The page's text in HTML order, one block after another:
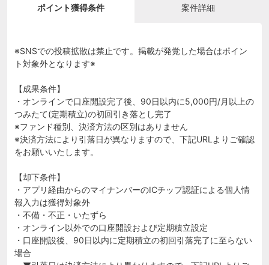
ポイント獲得条件 案件詳細
※SNSでの投稿拡散は禁止です。掲載が発覚した場合はポイン
ト対象外となります※
【成果条件】
・オンラインで口座開設完了後、90日以内に5,000円/月以上の
つみたて(定期積立)の初回引き落とし完了
※ファンド種別、決済方法の区別はありません
※決済方法により引落日が異なりますので、下記URLよりご確認
をお願いいたします。
【却下条件】
・アプリ経由からのマイナンバーのICチップ認証による個人情
報入力は獲得対象外
・不備・不正・いたずら
・オンライン以外での口座開設および定期積立設定
・口座開設後、90日以内に定期積立の初回引落完了に至らない
場合